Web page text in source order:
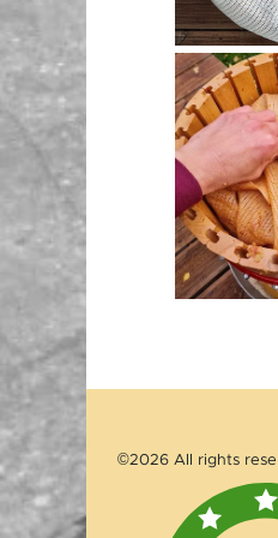
©2026 All rights